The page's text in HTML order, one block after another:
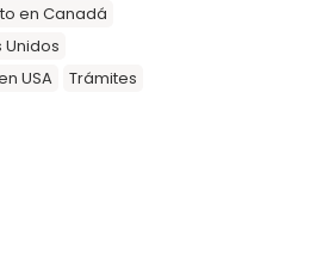
en Canadá
Unidos
USA
Trámites